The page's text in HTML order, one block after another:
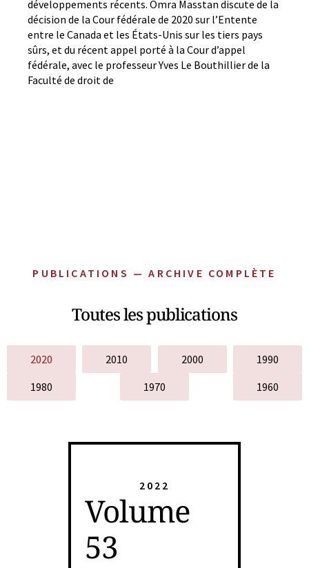
développements récents. Omra Masstan discute de la
décision de la Cour fédérale de 2020 sur l’Entente
entre le Canada et les États-Unis sur les tiers pays
sûrs, et du récent appel porté à la Cour d’appel
fédérale, avec le professeur Yves Le Bouthillier de la
Faculté de droit de
PUBLICATIONS — ARCHIVE COMPLÈTE
Toutes les publications
2020 2010 2000
1990
1980
1970 1960
2022
Volume
53